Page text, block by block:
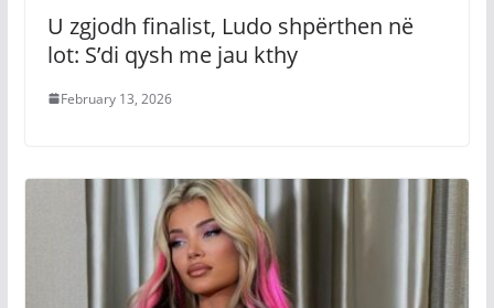
U zgjodh finalist, Ludo shpërthen në
lot: S’di qysh me jau kthy
February 13, 2026